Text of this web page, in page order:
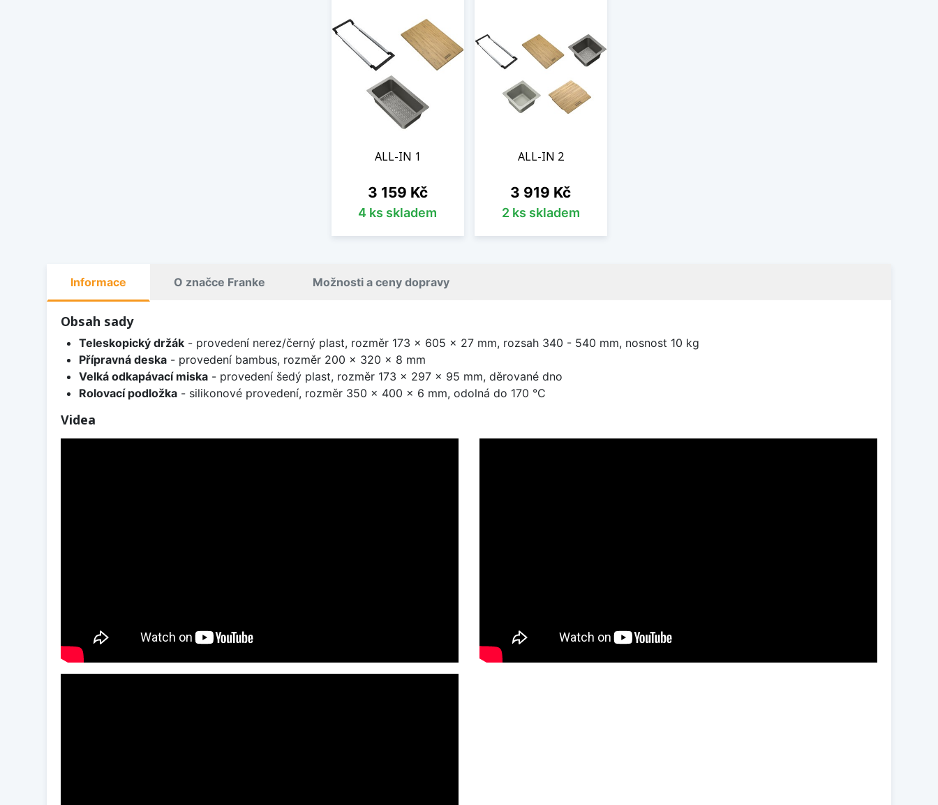
ALL-IN 1
Cena
3 159 Kč
4 ks skladem
ALL-IN 2
Cena
3 919 Kč
2 ks skladem
Informace O značce Franke Možnosti a ceny dopravy
Obsah sady
Teleskopický držák- provedení nerez/černý plast, rozměr 173 × 605 × 27 mm, rozsah 340 - 540 mm, nosnost 10 kg
Přípravná deska- provedení bambus, rozměr 200 × 320 × 8 mm
Velká odkapávací miska- provedení šedý plast, rozměr 173 × 297 × 95 mm, děrované dno
Rolovací podložka- silikonové provedení, rozměr 350 × 400 × 6 mm, odolná do 170 °C
Videa